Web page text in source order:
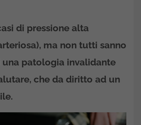
di pressione alta
ma non tutti sanno
patologia invalidante
che da diritto ad un